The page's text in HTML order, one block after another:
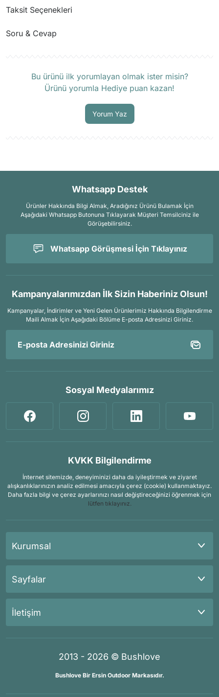
Taksit Seçenekleri
Soru & Cevap
Bu ürünü ilk yorumlayan olmak ister misin?
Ürünü yorumla Hediye puan kazan!
Yorum Yaz
Whatsapp Destek
Ürünler Hakkında Bilgi Almak, Aradığınız Ürünü Bulamak İçin
Aşağıdaki Whatsapp Butonuna Tıklayarak Müşteri Temsilciniz ile
Görüşebilirsiniz.
Whatsapp Görüşmesi İçin Tıklayınız
Kampanyalarımızdan İlk Sizin Haberiniz Olsun!
Kampanyalar, İndirimler ve Yeni Gelen Ürünlerimiz Hakkında Bilgilendirme
Maili Almak İçin Aşağıdaki Bölüme E-posta Adresinizi Giriniz.
Sosyal Medyalarımız
KVKK Bilgilendirme
İnternet sitemizde, deneyiminizi daha da iyileştirmek ve ziyaret
alışkanlıklarınızın analiz edilmesi amacıyla çerez (cookie) kullanmaktayız.
Daha fazla bilgi ve çerez ayarlarınızı nasıl değiştireceğinizi öğrenmek için
lütfen tıklayınız.
Kurumsal
Sayfalar
İletişim
2013 - 2026 © Bushlove
Bushlove Bir Ersin Outdoor Markasıdır.